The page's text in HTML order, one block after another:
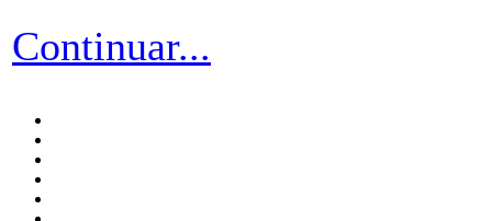
Continuar...